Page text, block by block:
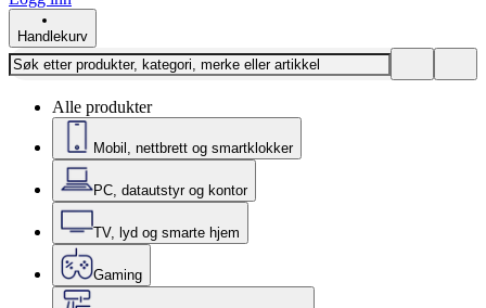
Handlekurv
Alle produkter
Mobil, nettbrett og smartklokker
PC, datautstyr og kontor
TV, lyd og smarte hjem
Gaming